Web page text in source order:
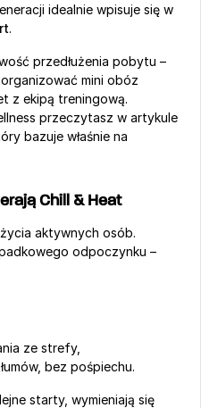
idealnie wpisuje się w
.
mini obóz
z ekipą treningową.
przeczytasz w artykule
bazuje właśnie na
Chill & Heat
aktywnych osób.
odpoczynku –
ze strefy,
bez pośpiechu.
starty, wymieniają się